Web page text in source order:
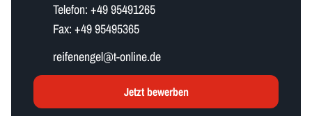
Telefon: +49 95491265
Fax: +49 95495365
r​e​i​f​e​n​e​n​g​e​l​@t-online.de
Jetzt bewerben